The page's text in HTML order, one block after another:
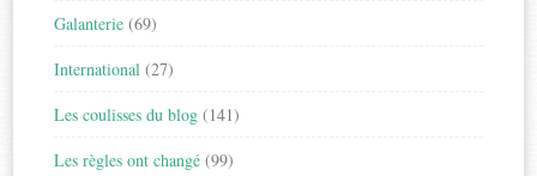
Galanterie (69)
International (27)
Les coulisses du blog (141)
Les règles ont changé (99)